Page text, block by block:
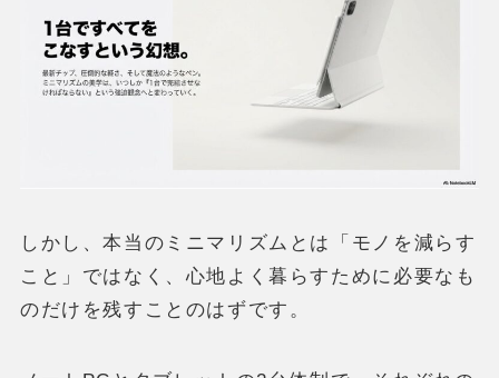
しかし、本当のミニマリズムとは「モノを減らす
こと」ではなく、心地よく暮らすために必要なも
のだけを残すことのはずです。